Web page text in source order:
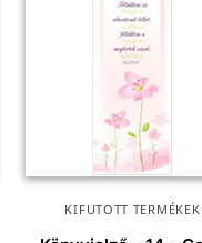
KIFUTOTT TERMÉKEK